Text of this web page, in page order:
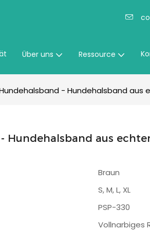
Über uns Ressource
- Hundehalsband aus
Hundehalsband aus
Braun
S, M, L, XL
PSP-330
Vollnarbiges